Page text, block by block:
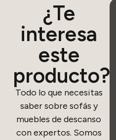
¿Te
interesa
este
producto?
Todo lo que necesitas
saber sobre sofás y
muebles de descanso
con expertos. Somos